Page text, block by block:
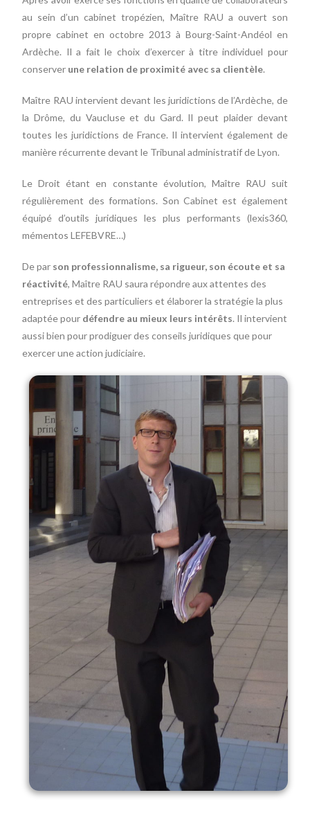
au sein d’un cabinet tropézien, Maître RAU a ouvert son
propre cabinet en octobre 2013 à Bourg-Saint-Andéol en
Ardèche. Il a fait le choix d’exercer à titre individuel pour
conserver une relation de proximité avec sa clientèle.
Maître RAU intervient devant les juridictions de l’Ardèche, de
la Drôme, du Vaucluse et du Gard. Il peut plaider devant
toutes les juridictions de France. Il intervient également de
manière récurrente devant le Tribunal administratif de Lyon.
Le Droit étant en constante évolution, Maître RAU suit
régulièrement des formations. Son Cabinet est également
équipé d’outils juridiques les plus performants (lexis360,
mémentos LEFEBVRE…)
De par son professionnalisme, sa rigueur, son écoute et sa
réactivité, Maître RAU saura répondre aux attentes des
entreprises et des particuliers et élaborer la stratégie la plus
adaptée pour défendre au mieux leurs intérêts. Il intervient
aussi bien pour prodiguer des conseils juridiques que pour
exercer une action judiciaire.